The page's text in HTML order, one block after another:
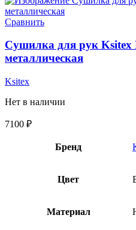
Сравнить
Сушилка для рук Ksitex
металлическая
Ksitex
Нет в наличии
7100 ₽
Бренд
Цвет
Материал